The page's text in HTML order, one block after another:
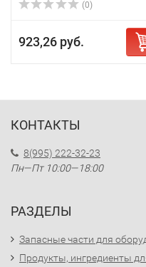
(0)
923,26 руб.
КОНТАКТЫ
8(995) 222-32-23
Пн—Пт 10:00—18:00
РАЗДЕЛЫ
Запасные части для
Продукты, ингредиенты